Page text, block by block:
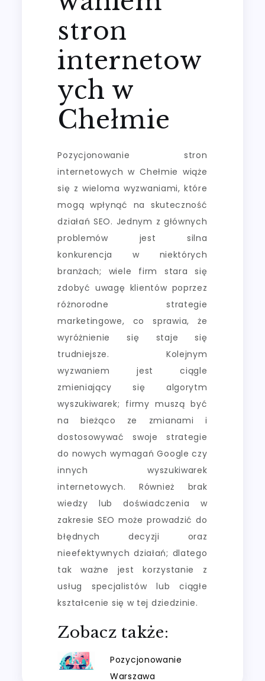
stron
internetow
ych w
Chełmie
Pozycjonowanie stron
internetowych w Chełmie wiąże
się z wieloma wyzwaniami, które
mogą wpłynąć na skuteczność
działań SEO. Jednym z głównych
problemów jest silna
konkurencja w niektórych
branżach; wiele firm stara się
zdobyć uwagę klientów poprzez
różnorodne strategie
marketingowe, co sprawia, że
wyróżnienie się staje się
trudniejsze. Kolejnym
wyzwaniem jest ciągle
zmieniający się algorytm
wyszukiwarek; firmy muszą być
na bieżąco ze zmianami i
dostosowywać swoje strategie
do nowych wymagań Google czy
innych wyszukiwarek
internetowych. Również brak
wiedzy lub doświadczenia w
zakresie SEO może prowadzić do
błędnych decyzji oraz
nieefektywnych działań; dlatego
tak ważne jest korzystanie z
usług specjalistów lub ciągłe
kształcenie się w tej dziedzinie.
Zobacz także:
Pozycjonowanie
Warszawa